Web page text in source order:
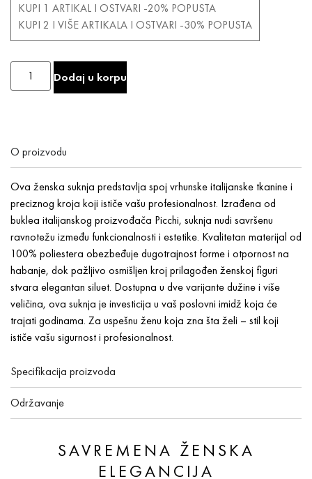
KUPI 1 ARTIKAL I OSTVARI -20% POPUSTA
KUPI 2 I VIŠE ARTIKALA I OSTVARI -30% POPUSTA
Dodaj u korpu
O proizvodu
Ova ženska suknja predstavlja spoj vrhunske italijanske tkanine i
preciznog kroja koji ističe vašu profesionalnost. Izrađena od
buklea italijanskog proizvođača Picchi, suknja nudi savršenu
ravnotežu između funkcionalnosti i estetike. Kvalitetan materijal od
100% poliestera obezbeđuje dugotrajnost forme i otpornost na
habanje, dok pažljivo osmišljen kroj prilagođen ženskoj figuri
stvara elegantan siluet. Dostupna u dve varijante dužine i više
veličina, ova suknja je investicija u vaš poslovni imidž koja će
trajati godinama. Za uspešnu ženu koja zna šta želi – stil koji
ističe vašu sigurnost i profesionalnost.
Specifikacija proizvoda
Održavanje
SAVREMENA ŽENSKA
ELEGANCIJA